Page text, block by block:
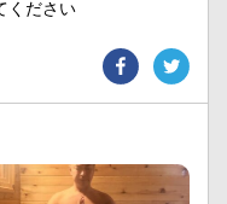
ください